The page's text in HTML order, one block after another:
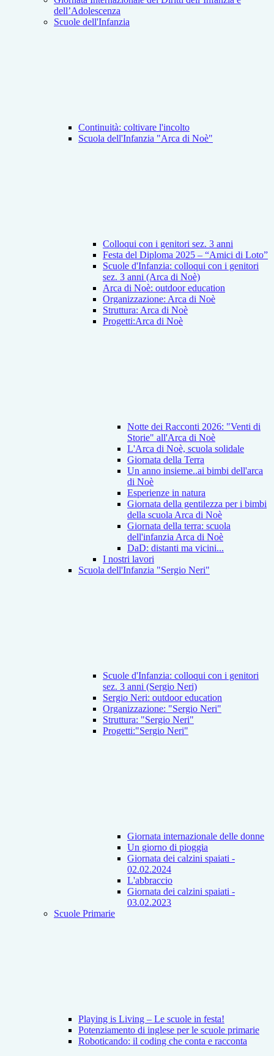
dell’Adolescenza
Scuole dell'Infanzia
Continuità: coltivare l'incolto
Scuola dell'Infanzia "Arca di Noè"
Colloqui con i genitori sez. 3 anni
Festa del Diploma 2025 – “Amici di Loto”
Scuole d'Infanzia: colloqui con i genitori
sez. 3 anni (Arca di Noè)
Arca di Noè: outdoor education
Organizzazione: Arca di Noè
Struttura: Arca di Noè
Progetti:Arca di Noè
Notte dei Racconti 2026: "Venti di
Storie" all'Arca di Noè
L'Arca di Noè, scuola solidale
Giornata della Terra
Un anno insieme..ai bimbi dell'arca
di Noè
Esperienze in natura
Giornata della gentilezza per i bimbi
della scuola Arca di Noè
Giornata della terra: scuola
dell'infanzia Arca di Noè
DaD: distanti ma vicini...
I nostri lavori
Scuola dell'Infanzia "Sergio Neri"
Scuole d'Infanzia: colloqui con i genitori
sez. 3 anni (Sergio Neri)
Sergio Neri: outdoor education
Organizzazione: "Sergio Neri"
Struttura: "Sergio Neri"
Progetti:"Sergio Neri"
Giornata internazionale delle donne
Un giorno di pioggia
Giornata dei calzini spaiati -
02.02.2024
L'abbraccio
Giornata dei calzini spaiati -
03.02.2023
Scuole Primarie
Playing is Living – Le scuole in festa!
Potenziamento di inglese per le scuole primarie
Roboticando: il coding che conta e racconta